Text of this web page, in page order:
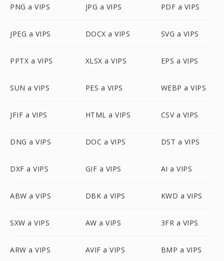
PNG a VIPS JPG a VIPS PDF a VIPS
JPEG a VIPS DOCX a VIPS SVG a VIPS
PPTX a VIPS XLSX a VIPS EPS a VIPS
SUN a VIPS PES a VIPS WEBP a VIPS
JFIF a VIPS HTML a VIPS CSV a VIPS
DNG a VIPS DOC a VIPS DST a VIPS
DXF a VIPS GIF a VIPS AI a VIPS
ABW a VIPS DBK a VIPS KWD a VIPS
SXW a VIPS AW a VIPS 3FR a VIPS
ARW a VIPS AVIF a VIPS BMP a VIPS